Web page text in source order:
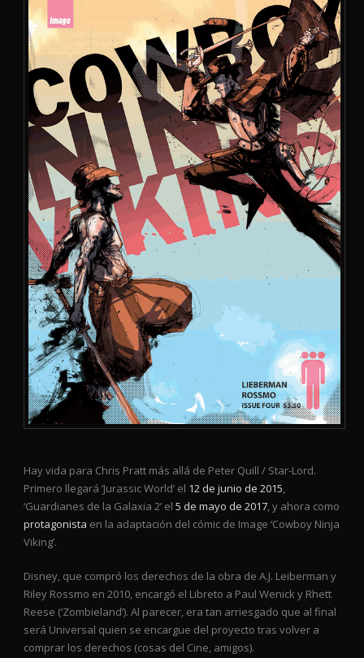
Hay vida para Chris Pratt más allá de Peter Quill / Star-Lord.
Primero llegará ‘Jurassic World’ el 12 de junio de 2015,
‘Guardianes de la Galaxia 2’ el 5 de mayo de 2017, y ahora como
protagonista en la adaptación del cómic de Image ‘Cowboy Ninja
Viking’.
Disney, que compró los derechos de la obra de A.J. Leiberman y
Riley Rossmo en 2010, encargó el Libreto a Paul Wenick y Rhett
Reese (‘Zombieland’). Al parecer, era tan arriesgado que al final
será Universal quien se encargue del proyecto tras volver a
comprar los derechos (cosas del Cine, amigos).